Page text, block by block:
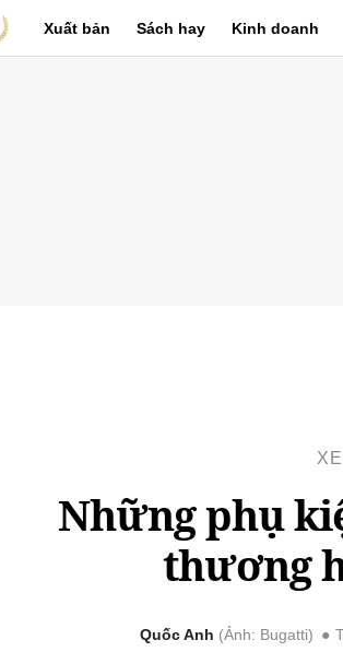
Xuất bản Sách hay Kinh doanh
XE
Những phụ
thương
Quốc Anh Ảnh: Bugatti